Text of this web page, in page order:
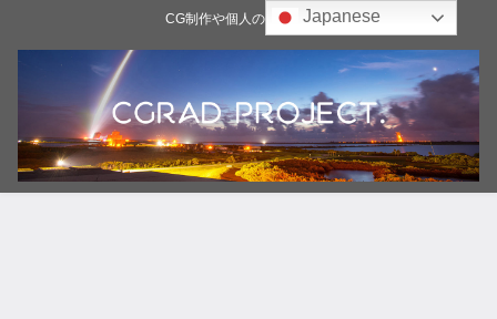
CG制作や個人の雑記ブログJapanese